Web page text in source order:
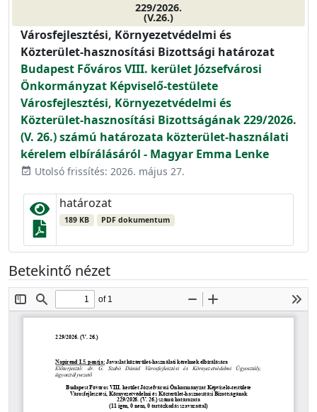
229/2026.
(V.26.)
Városfejlesztési, Környezetvédelmi és
Közterület-hasznosítási Bizottsági határozat
Budapest Főváros VIII. kerület Józsefvárosi
Önkormányzat Képviselő-testülete
Városfejlesztési, Környezetvédelmi és
Közterület-hasznosítási Bizottságának 229/2026.
(V. 26.) számú határozata közterület-használati
kérelem elbírálásáról - Magyar Emma Lenke
event_available Utolsó frissítés: 2026. május 27.
határozat
189 KB PDF dokumentum
Betekintő nézet